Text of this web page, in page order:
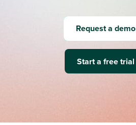
Request a demo
Start a free trial